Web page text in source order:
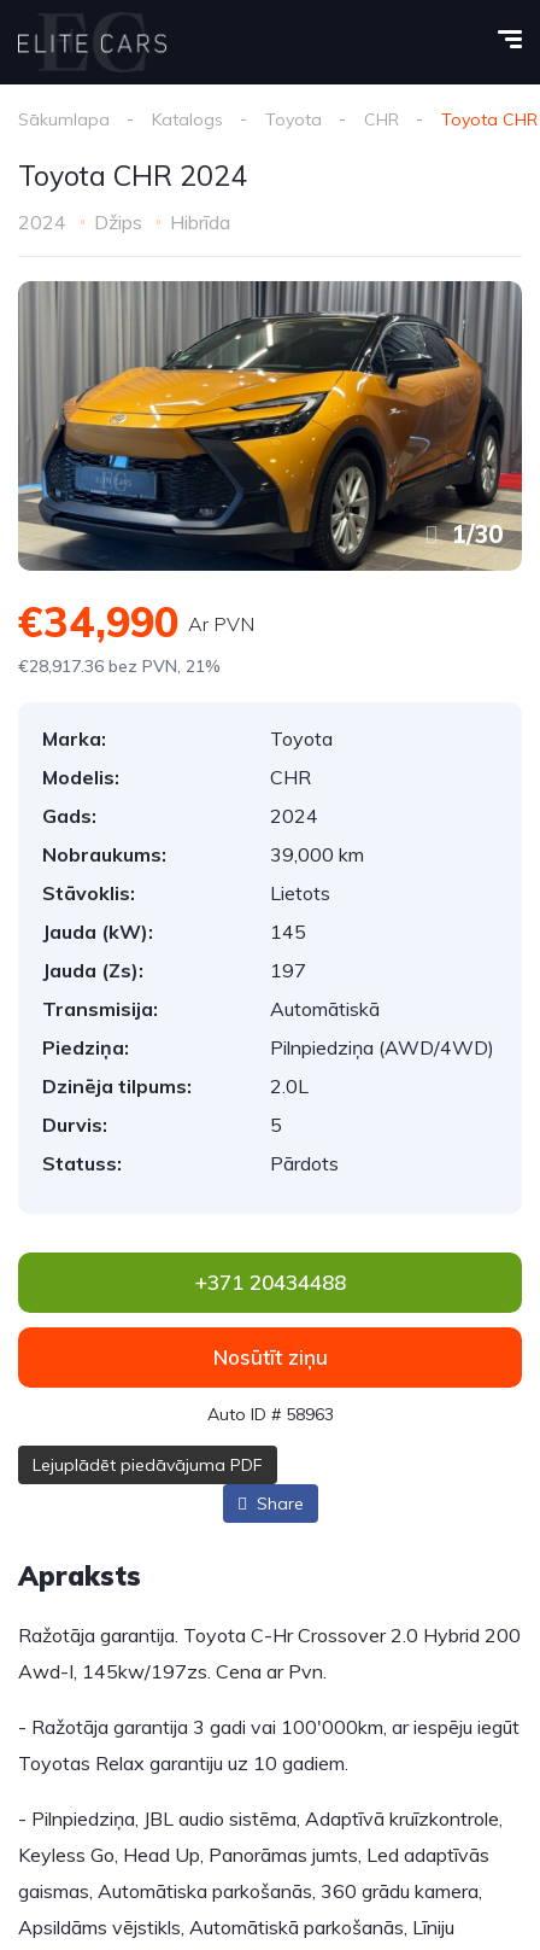
Sākumlapa Katalogs Toyota CHR Toyota
Toyota CHR 2024
2024 Džips Hibrīda
1/30
€34,990 Ar PVN
€28,917.36 bez PVN, 21%
Marka:
Toyota
Modelis:
CHR
Gads:
2024
Nobraukums:
39,000 km
Stāvoklis:
Lietots
Jauda (kW):
145
Jauda (Zs):
197
Transmisija:
Automātiskā
Piedziņa:
Pilnpiedziņa (AWD/4WD)
Dzinēja tilpums:
2.0L
Durvis:
5
Statuss:
Pārdots
+371 20434488
Nosūtīt ziņu
Auto ID # 58963
Lejuplādēt piedāvājuma PDF
Share
Apraksts
Ražotāja garantija. Toyota C-Hr Crossover 2.0 Hybrid 200
Awd-I, 145kw/197zs. Cena ar Pvn.
- Ražotāja garantija 3 gadi vai 100'000km, ar iespēju iegūt
Toyotas Relax garantiju uz 10 gadiem.
- Pilnpiedziņa, JBL audio sistēma, Adaptīvā kruīzkontrole,
Keyless Go, Head Up, Panorāmas jumts, Led adaptīvās
gaismas, Automātiska parkošanās, 360 grādu kamera,
Apsildāms vējstikls, Automātiskā parkošanās, Līniju